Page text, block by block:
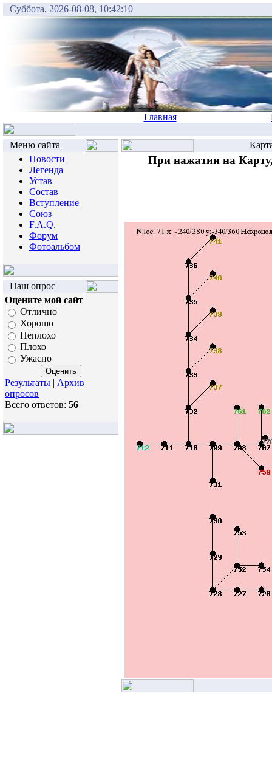
Суббота, 2026-08-08, 10:42:10
Главная
Меню сайта
Новости
Легенда
Устав
Состав
Вступление
Союз
F.A.Q.
Форум
Фотоальбом
Наш опрос
Оцените мой сайт
Отлично
Хорошо
Неплохо
Плохо
Ужасно
Результаты | Архив
опросов
Всего ответов: 56
При нажатии на